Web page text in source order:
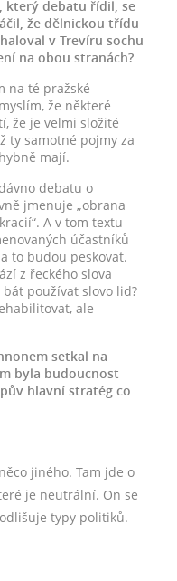
který debatu řídil, se
že dělnickou třídu
v Trevíru sochu
na obou stranách?
na té pražské
že některé
že je velmi složité
ty samotné pojmy za
mají.
debatu o
jmenuje „obrana
A v tom textu
účastníků
to budou peskovat.
z řeckého slova
používat slovo lid?
ale
setkal na
byla budoucnost
hlavní stratég co
jiného. Tam jde o
je neutrální. On se
typy politiků.